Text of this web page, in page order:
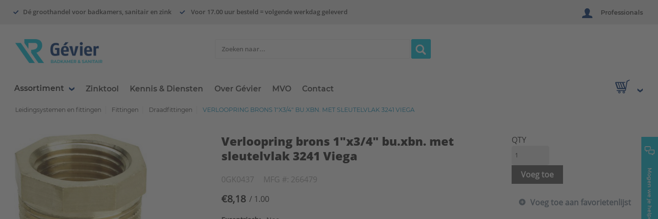
Dé groothandel voor badkamers, sanitair en zink Voor 17.00 uur besteld = volgende werkdag geleverd Professionals
Assortiment Zinktool Kennis & Diensten Over Gévier MVO Contact
Mogen we je helpen?
Leidingsystemen en fittingen Fittingen Draadfittingen VERLOOPRING BRONS 1"X3/4" BU.XBN. MET SLEUTELVLAK 3241 VIEGA
Verloopring brons 1"x3/4" bu.xbn. met
sleutelvlak 3241 Viega
0GK0437 MFG #: 266479
€8,18 / 1.00
QTY
Voeg toe
Voeg toe aan favorietenlijst